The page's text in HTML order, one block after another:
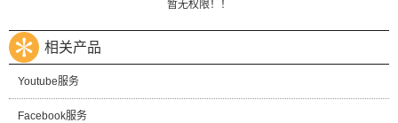
暂无权限！！
相关产品
Youtube服务
Facebook服务